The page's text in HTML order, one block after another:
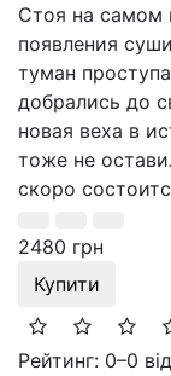
Стоя на самом
появления
туман
добрались до
новая веха в
тоже не
скоро
2480 грн
Купити
Рейтинг: 0–0